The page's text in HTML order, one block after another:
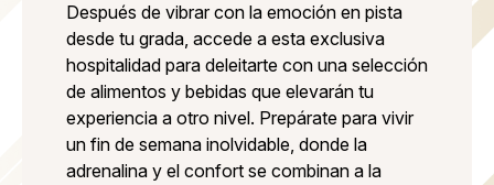
Después de vibrar con la emoción en pista
desde tu grada, accede a esta exclusiva
hospitalidad para deleitarte con una selección
de alimentos y bebidas que elevarán tu
experiencia a otro nivel. Prepárate para vivir
un fin de semana inolvidable, donde la
adrenalina y el confort se combinan a la